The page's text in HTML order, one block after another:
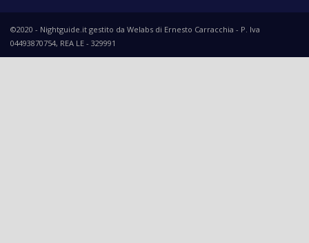
©2020 - Nightguide.it gestito da Welabs di Ernesto Carracchia - P. Iva
04493870754, REA LE - 329991